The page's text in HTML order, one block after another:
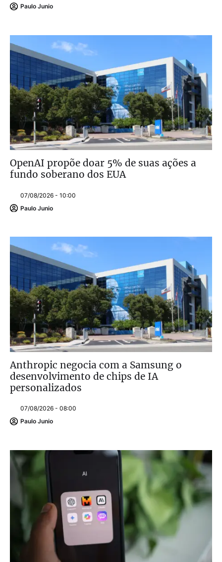
Paulo Junio
OpenAI propõe doar 5% de suas ações a
fundo soberano dos EUA
07/08/2026 - 10:00
Paulo Junio
Anthropic negocia com a Samsung o
desenvolvimento de chips de IA
personalizados
07/08/2026 - 08:00
Paulo Junio